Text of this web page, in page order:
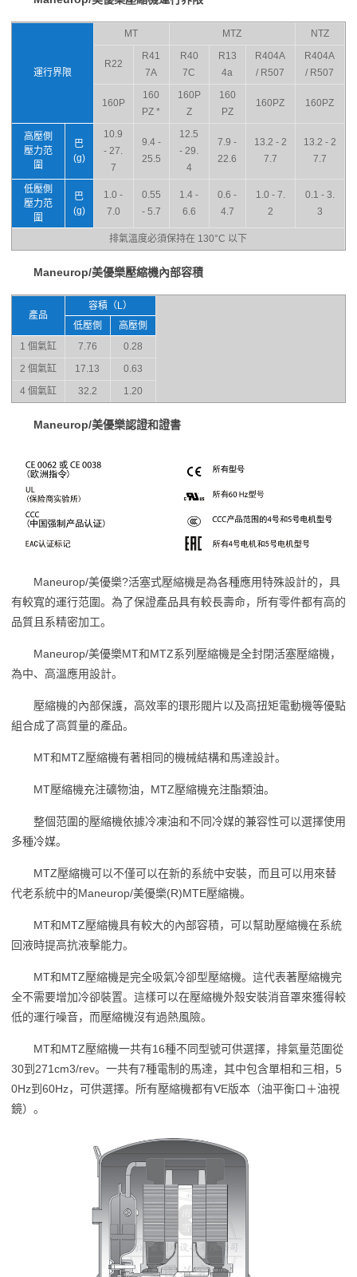
運行界限
MT MTZ NTZ
R22
R41
7A
R40
7C
R13
4a
R404A
/ R507
R404A
/ R507
160P
160
PZ *
160P
Z
160
PZ
160PZ 160PZ
高壓側
壓力范
圍
巴
(g)
10.9
- 27.
7
9.4 -
25.5
12.5
- 29.
4
7.9 -
22.6
13.2 - 2
7.7
13.2 - 2
7.7
低壓側
壓力范
圍
巴
(g)
1.0 -
7.0
0.55
- 5.7
1.4 -
6.6
0.6 -
4.7
1.0 - 7.
2
0.1 - 3.
3
排氣溫度必須保持在 130°C 以下
Maneurop/美優樂壓縮機內部容積
產品
容積（L）
低壓側
高壓側
1 個氣缸
7.76
0.28
2 個氣缸
17.13
0.63
4 個氣缸
32.2 1.20
Maneurop/美優樂認證和證書
Maneurop/美優樂?活塞式壓縮機是為各種應用特殊設計的，具
有較寬的運行范圍。為了保證產品具有較長壽命，所有零件都有高的
品質且系精密加工。
Maneurop/美優樂MT和MTZ系列壓縮機是全封閉活塞壓縮機，
為中、高溫應用設計。
壓縮機的內部保護，高效率的環形閥片以及高扭矩電動機等優點
組合成了高質量的產品。
MT和MTZ壓縮機有著相同的機械結構和馬達設計。
MT壓縮機充注礦物油，MTZ壓縮機充注酯類油。
整個范圍的壓縮機依據冷凍油和不同冷媒的兼容性可以選擇使用
多種冷媒。
MTZ壓縮機可以不僅可以在新的系統中安裝，而且可以用來替
代老系統中的Maneurop/美優樂(R)MTE壓縮機。
MT和MTZ壓縮機具有較大的內部容積，可以幫助壓縮機在系統
回液時提高抗液擊能力。
MT和MTZ壓縮機是完全吸氣冷卻型壓縮機。這代表著壓縮機完
全不需要增加冷卻裝置。這樣可以在壓縮機外殼安裝消音罩來獲得較
低的運行噪音，而壓縮機沒有過熱風險。
MT和MTZ壓縮機一共有16種不同型號可供選擇，排氣量范圍從
30到271cm3/rev。一共有7種電制的馬達，其中包含單相和三相，5
0Hz到60Hz，可供選擇。所有壓縮機都有VE版本（油平衡口＋油視
鏡）。